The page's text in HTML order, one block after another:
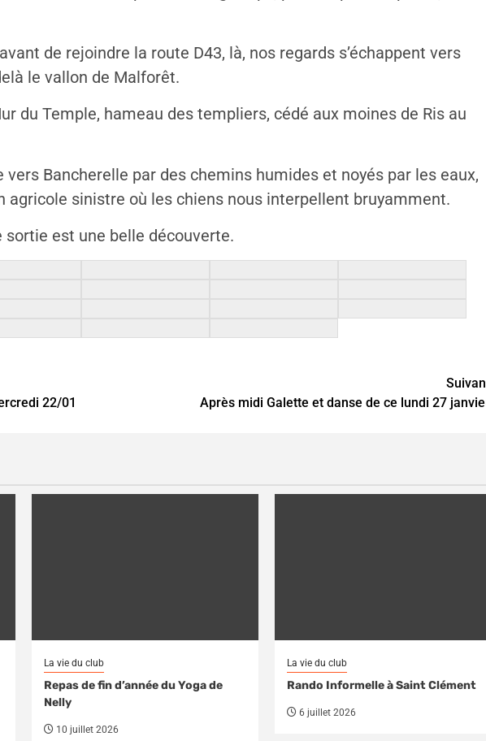
de rejoindre la route D43, là, nos regards s’échappent vers
le vallon de Malforêt.
du Temple, hameau des templiers, cédé aux moines de Ris au
vers Bancherelle par des chemins humides et noyés par les eaux,
agricole sinistre où les chiens nous interpellent bruyamment.
est une belle découverte.
22/01
Après midi Galette et danse de ce lundi 27
La vie du club
Repas de fin d’année du Yoga de
Nelly
10 juillet 2026
La vie du club
Rando Informelle à Saint Clément
6 juillet 2026